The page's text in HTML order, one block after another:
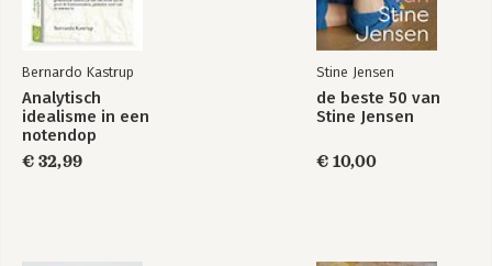
Bernardo Kastrup
Analytisch
idealisme in een
notendop
€ 32,99
Stine Jensen
de beste 50 van
Stine Jensen
€ 10,00